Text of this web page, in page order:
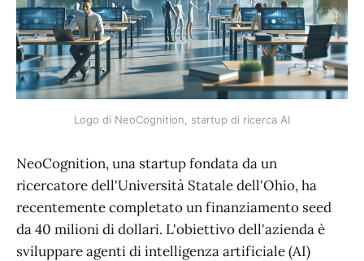
Logo di NeoCognition, startup di ricerca AI
NeoCognition, una startup fondata da un
ricercatore dell'Università Statale dell'Ohio, ha
recentemente completato un finanziamento seed
da 40 milioni di dollari. L'obiettivo dell'azienda è
sviluppare agenti di intelligenza artificiale (AI)